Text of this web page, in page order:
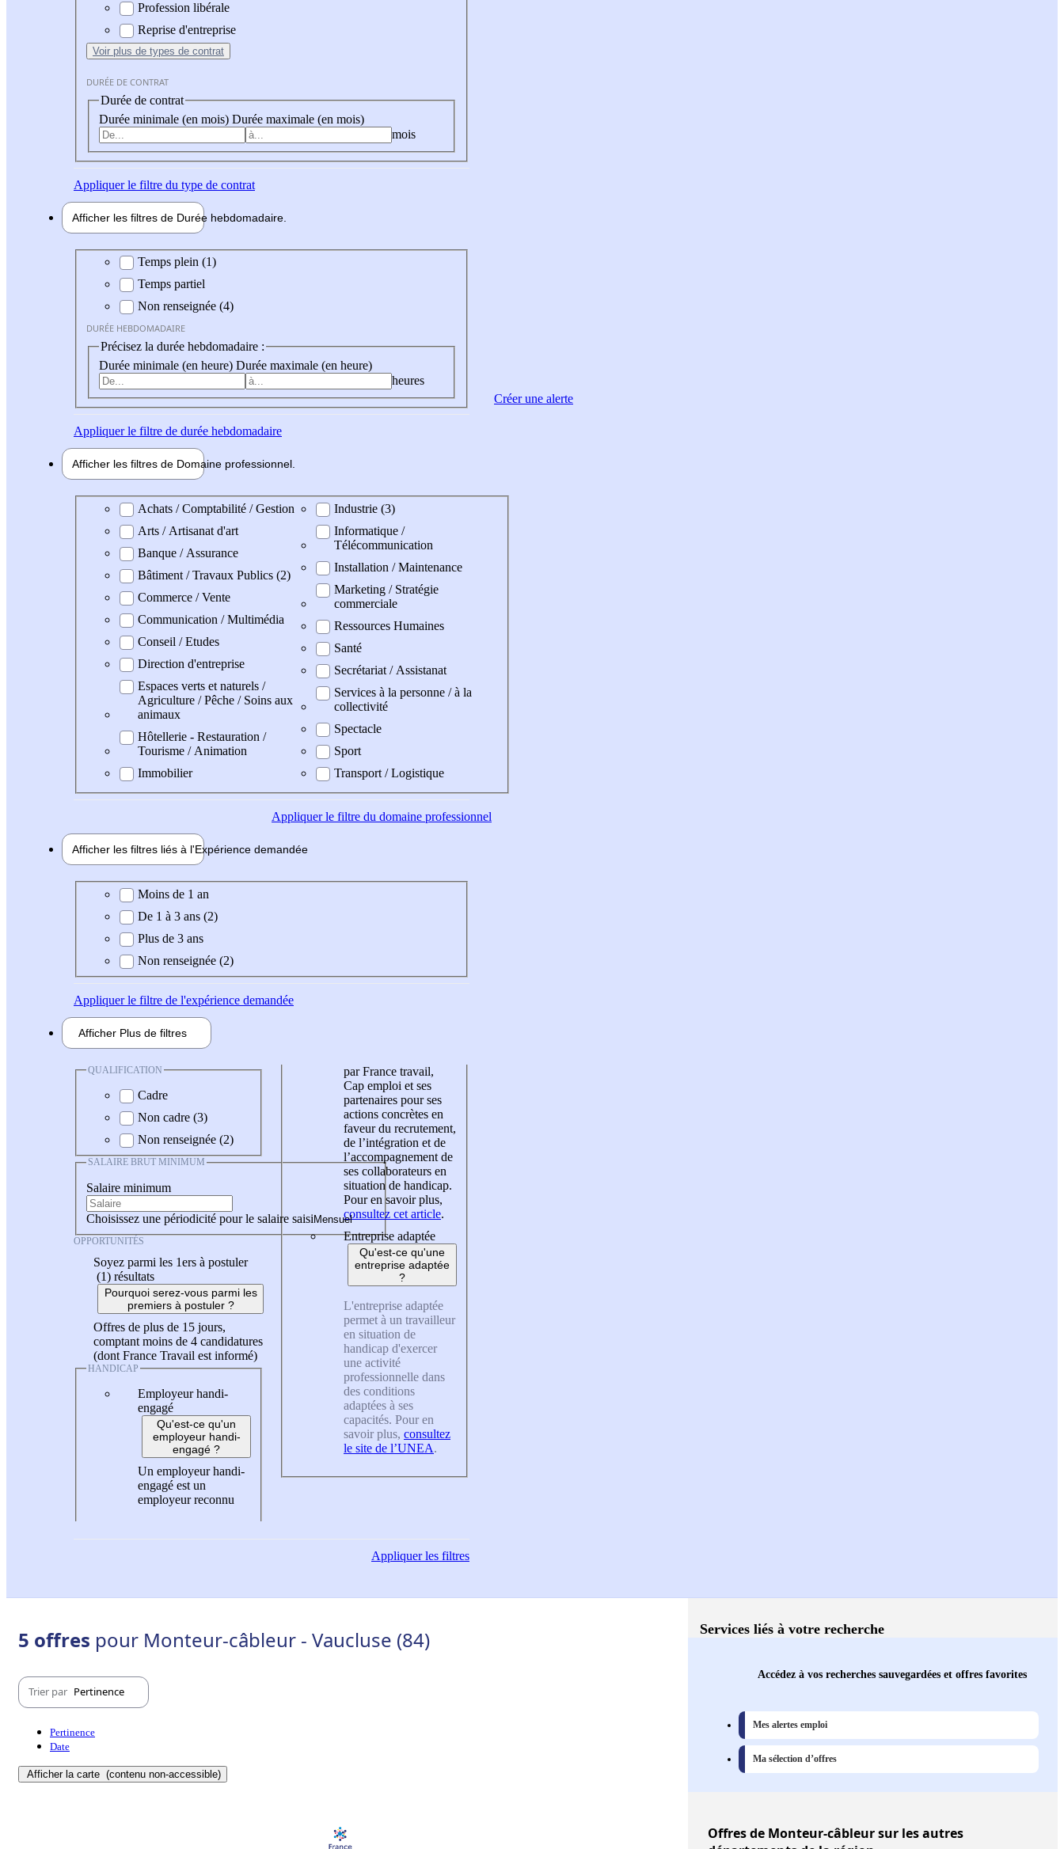
Profession libérale
Reprise d'entreprise
Voir plus de types de contrat
DURÉE DE CONTRAT
Durée de contrat
Durée minimale (en mois) Durée maximale (en mois)
mois
Appliquerle filtre du type de contrat
Afficher les filtres de Durée hebdomadaire
Durée hebdomadaire
Temps plein (1)
Temps partiel
Non renseignée (4)
DURÉE HEBDOMADAIRE
Précisez la durée hebdomadaire :
Durée minimale (en heure) Durée maximale (en heure)
heures
Appliquerle filtre de durée hebdomadaire
Afficher les filtres de Domaine professionnel
Domaine professionel
Achats / Comptabilité / Gestion
Arts / Artisanat d'art
Banque / Assurance
Bâtiment / Travaux Publics (2)
Commerce / Vente
Communication / Multimédia
Conseil / Etudes
Direction d'entreprise
Espaces verts et naturels /
Agriculture / Pêche / Soins aux
animaux
Hôtellerie - Restauration /
Tourisme / Animation
Immobilier
Industrie (3)
Informatique /
Télécommunication
Installation / Maintenance
Marketing / Stratégie
commerciale
Ressources Humaines
Santé
Secrétariat / Assistanat
Services à la personne / à la
collectivité
Spectacle
Sport
Transport / Logistique
Appliquerle filtre du domaine professionnel
Afficher les filtres liés à l'Expérience demandée
Expérience demandée
Moins de 1 an
De 1 à 3 ans (2)
Plus de 3 ans
Non renseignée (2)
Appliquerle filtre de l'expérience demandée
Afficher Plus de filtres
QUALIFICATION
Cadre
Non cadre (3)
Non renseignée (2)
SALAIRE BRUT MINIMUM
Salaire minimum
Choisissez une périodicité pour le salaire saisi
OPPORTUNITÉS
Soyez parmi les 1ers à postuler
(1) résultats
Pourquoi serez-vous parmi les
premiers à postuler ?
Offres de plus de 15 jours,
comptant moins de 4 candidatures
(dont France Travail est informé)
HANDICAP
Employeur handi-
engagé
Qu'est-ce qu'un
employeur handi-
engagé ?
Un employeur handi-
engagé est un
employeur reconnu
par France travail,
Cap emploi et ses
partenaires pour ses
actions concrètes en
faveur du recrutement,
de l’intégration et de
l’accompagnement de
ses collaborateurs en
situation de handicap.
Pour en savoir plus,
consultez cet article.
Entreprise adaptée
Qu'est-ce qu'une
entreprise adaptée
?
L'entreprise adaptée
permet à un travailleur
en situation de
handicap d'exercer
une activité
professionnelle dans
des conditions
adaptées à ses
capacités. Pour en
savoir plus, consultez
le site de l’UNEA.
Appliquerles filtres
Créer une alerte
5 offres pour Monteur-câbleur - Vaucluse (84)
Trier par Pertinence
Pertinence
Date
Afficher la carte (contenu non-accessible)
Services liés à votre recherche
Accédez à vos recherches sauvegardées et offres favorites
Mes alertes emploi
Ma sélection d’offres
Offresde Monteur-câbleur sur les autres